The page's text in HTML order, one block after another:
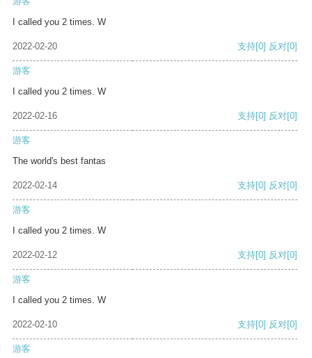
I called you 2 times. W
2022-02-20 支持[0] 反对[0]
游客
I called you 2 times. W
2022-02-16 支持[0] 反对[0]
游客
The world's best fantas
2022-02-14 支持[0] 反对[0]
游客
I called you 2 times. W
2022-02-12 支持[0] 反对[0]
游客
I called you 2 times. W
2022-02-10 支持[0] 反对[0]
游客